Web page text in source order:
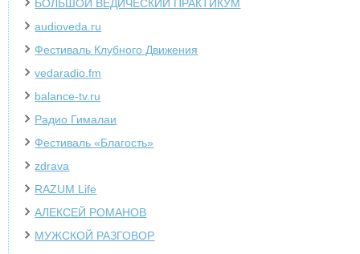
БОЛЬШОЙ ВЕДИЧЕСКИЙ ПРАКТИКУМ
audioveda.ru
Фестиваль Клубного Движения
vedaradio.fm
balance-tv.ru
Радио Гималаи
Фестиваль «Благость»
zdrava
‌RAZUM Life
АЛЕКСЕЙ РОМАНОВ
МУЖСКОЙ РАЗГОВОР